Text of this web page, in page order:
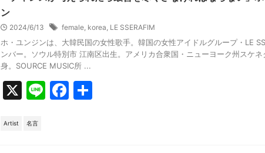
o
k
ン
2024/6/13 female, korea, LE SSERAFIM
ホ・ユンジンは、大韓民国の女性歌手。韓国の女性アイドルグループ・LE
ンバー。ソウル特別市 江南区出生。アメリカ合衆国・ニューヨーク州スケネ
身。SOURCE MUSIC所 ...
X
Li F
Artist 名言